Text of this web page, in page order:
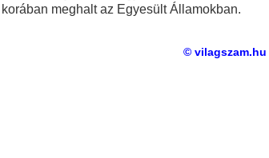
meghalt az Egyesült Államokban.
© vilagszam.hu